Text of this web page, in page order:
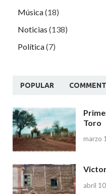
Música(18)
Noticias (138)
Política(7)
POPULAR
Toro
marzo
abril